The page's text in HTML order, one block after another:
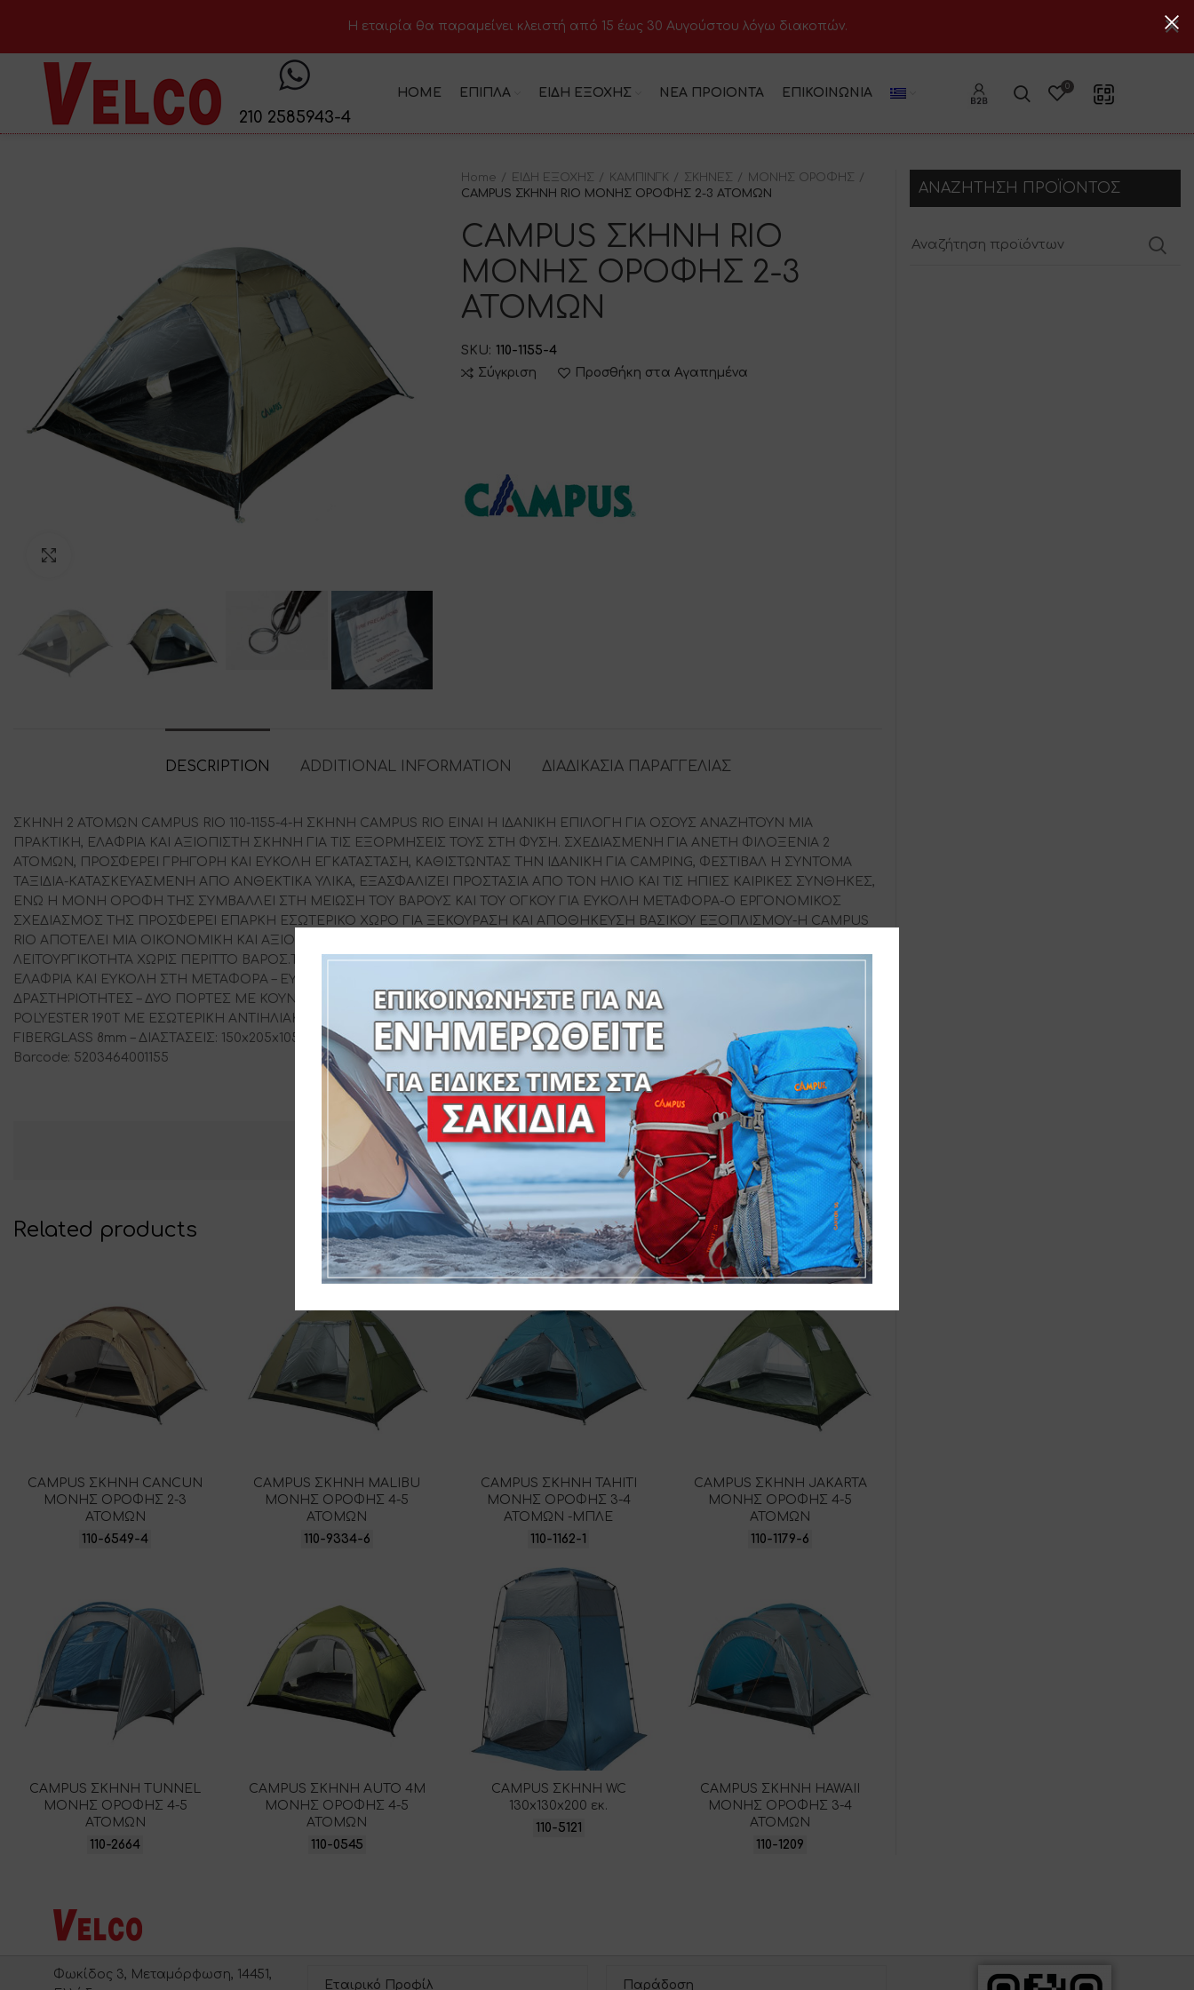
210 2585943-4
HOME ΕΠΙΠΛΑ ΕΙΔΗ ΕΞΟΧΗΣ ΝΕΑ ΠΡΟΙΟΝΤΑ ΕΠΙΚΟΙΝΩΝΊΑ 0
Home ΕΙΔΗ ΕΞΟΧΗΣ ΚΑΜΠΙΝΓΚ ΣΚΗΝΕΣ
ΜΟΝΗΣ ΟΡΟΦΗΣ
CAMPUS ΣΚΗΝΗ RIO ΜΟΝΗΣ ΟΡΟΦΗΣ 2-3 ΑΤΟΜΩΝ
CAMPUS ΣΚΗΝΗ RIO
ΜΟΝΗΣ ΟΡΟΦΗΣ 2-3
ΑΤΟΜΩΝ
SKU: 110-1155-4
Σύγκριση
Προσθήκη στα Αγαπημένα
DESCRIPTION ADDITIONAL INFORMATION ΔΙΑΔΙΚΑΣΙΑ ΠΑΡΑΓΓΕΛΙΑΣ
ΣΚΗΝΗ 2 ΑΤΟΜΩΝ CAMPUS RIO 110-1155-4-Η ΣΚΗΝΗ CAMPUS RIO ΕΙΝΑΙ Η ΙΔΑΝΙΚΗ ΕΠΙΛΟΓΗ ΓΙΑ ΟΣΟΥΣ ΑΝΑΖΗΤΟΥΝ ΜΙΑ
ΠΡΑΚΤΙΚΗ, ΕΛΑΦΡΙΑ ΚΑΙ ΑΞΙΟΠΙΣΤΗ ΣΚΗΝΗ ΓΙΑ ΤΙΣ ΕΞΟΡΜΗΣΕΙΣ ΤΟΥΣ ΣΤΗ ΦΥΣΗ. ΣΧΕΔΙΑΣΜΕΝΗ ΓΙΑ ΑΝΕΤΗ ΦΙΛΟΞΕΝΙΑ 2
ΑΤΟΜΩΝ, ΠΡΟΣΦΕΡΕΙ ΓΡΗΓΟΡΗ ΚΑΙ ΕΥΚΟΛΗ ΕΓΚΑΤΑΣΤΑΣΗ, ΚΑΘΙΣΤΩΝΤΑΣ ΤΗΝ ΙΔΑΝΙΚΗ ΓΙΑ CAMPING, ΦΕΣΤΙΒΑΛ Η ΣΥΝΤΟΜΑ
ΤΑΞΙΔΙΑ-ΚΑΤΑΣΚΕΥΑΣΜΕΝΗ ΑΠΟ ΑΝΘΕΚΤΙΚΑ ΥΛΙΚΑ, ΕΞΑΣΦΑΛΙΖΕΙ ΠΡΟΣΤΑΣΙΑ ΑΠΟ ΤΟΝ ΗΛΙΟ ΚΑΙ ΤΙΣ ΗΠΙΕΣ ΚΑΙΡΙΚΕΣ ΣΥΝΘΗΚΕΣ,
ΕΝΩ Η ΜΟΝΗ ΟΡΟΦΗ ΤΗΣ ΣΥΜΒΑΛΛΕΙ ΣΤΗ ΜΕΙΩΣΗ ΤΟΥ ΒΑΡΟΥΣ ΚΑΙ ΤΟΥ ΟΓΚΟΥ ΓΙΑ ΕΥΚΟΛΗ ΜΕΤΑΦΟΡΑ-Ο ΕΡΓΟΝΟΜΙΚΟΣ
ΣΧΕΔΙΑΣΜΟΣ ΤΗΣ ΠΡΟΣΦΕΡΕΙ ΕΠΑΡΚΗ ΕΣΩΤΕΡΙΚΟ ΧΩΡΟ ΓΙΑ ΞΕΚΟΥΡΑΣΗ ΚΑΙ ΑΠΟΘΗΚΕΥΣΗ ΒΑΣΙΚΟΥ ΕΞΟΠΛΙΣΜΟΥ-Η CAMPUS
RIO ΑΠΟΤΕΛΕΙ ΜΙΑ ΟΙΚΟΝΟΜΙΚΗ ΚΑΙ ΑΞΙΟΠΙΣΤΗ ΛΥΣΗ ΓΙΑ ΝΕΟΥΣ ΑΛΛΑ ΚΑΙ ΠΙΟ ΕΜΠΕΙΡΟΥΣ ΚΑΤΑΣΚΗΝΩΤΕΣ ΠΟΥ ΘΕΛΟΥΝ
ΛΕΙΤΟΥΡΓΙΚΟΤΗΤΑ ΧΩΡΙΣ ΠΕΡΙΤΤΟ ΒΑΡΟΣ.ΤΕΧΝΙΚΑ ΧΑΡΑΚΤΗΡΙΣΤΙΚΆ: ΧΩΡΗΤΙΚΌΤΗΤΑ: 2 ΑΤΟΜΑ – ΤΥΠΟΣ: ΜΟΝΗΣ ΟΡΟΦΗΣ –
ΕΛΑΦΡΙΑ ΚΑΙ ΕΥΚΟΛΗ ΣΤΗ ΜΕΤΑΦΟΡΑ – ΕΥΚΟΛΗ & ΓΡΉΓΟΡΗ ΣΥΝΑΡΜΟΛΟΓΗΣΗ – ΚΑΤΑΛΛΗΛΗ ΓΙΑ CAMPING ΚΑΙ OUTDOOR
ΔΡΑΣΤΗΡΙΟΤΗΤΕΣ – ΔΥΟ ΠΟΡΤΕΣ ΜΕ ΚΟΥΝΟΥΠΙΕΡΑ ΚΑΙ ΦΕΡΜΟΥΑΡ – ΔΥΟ ΠΑΡΑΘΥΡΑ ΜΕ ΚΟΥΝΟΥΠΙΕΡΑ 35x30cm – ΎΦΑΣΜΑ:
POLYESTER 190T ΜΕ ΕΣΩΤΕΡΙΚΗ ΑΝΤΙΗΛΙΑΚΗ ΕΠΙΣΤΡΩΣΗ – ΑΔΙΑΒΡΟΧΟΠΟΙΗΣΗ: 1000mm – ΠΑΤΩΜΑ: PE 100gr/m
FIBERGLASS 8mm – ΔΙΑΣΤΑΣΕΙΣ: 150x205x105cm – ΔΙΑΣΤΑΣΕΙΣ ΣΥΣΚΕΥΑΣΙΑΣ: 57x10x12cm – ΒΑΡΟΣ: 1600gr-Τ/Κ:10 ΤΕΜ-
Barcode: 5203464001155
SKU:110-1155-4
Related products
CAMPUS ΣΚΗΝΗ CANCUN
ΜΟΝΗΣ ΟΡΟΦΗΣ 2-3
ΑΤΟΜΩΝ
110-6549-4
CAMPUS ΣΚΗΝΗ MALIBU
ΜΟΝΗΣ ΟΡΟΦΗΣ 4-5
ΑΤΟΜΩΝ
110-9334-6
CAMPUS ΣΚΗΝΗ ΤΑΗΙΤΙ
ΜΟΝΗΣ ΟΡΟΦΗΣ 3-4
ΑΤΟΜΩΝ -ΜΠΛΕ
110-1162-1
CAMPUS ΣΚΗΝΗ JAKARTA
ΜΟΝΗΣ ΟΡΟΦΗΣ 4-5
ΑΤΟΜΩΝ
110-1179-6
CAMPUS ΣΚΗΝΗ TUNNEL
ΜΟΝΗΣ ΟΡΟΦΗΣ 4-5
ΑΤΟΜΩΝ
110-2664
CAMPUS ΣΚΗΝΗ AUTO 4M
ΜΟΝΗΣ ΟΡΟΦΗΣ 4-5
ΑΤΟΜΩΝ
110-0545
CAMPUS ΣΚΗΝΗ WC
130x130x200 εκ.
110-5121
CAMPUS ΣΚΗΝΗ HAWAII
ΜΟΝΗΣ ΟΡΟΦΗΣ 3-4
ΑΤΟΜΩΝ
110-1209
ΑΝΑΖΗΤΗΣΗ ΠΡΟΪΟΝΤΟΣ
Φωκίδος 3, Μεταμόρφωση, 14451,
Εταιρικό Προφίλ Παράδοση
H εταιρία θα παραμείνει κλειστή από 15 έως 30 Αυγούστου λόγω διακοπών.